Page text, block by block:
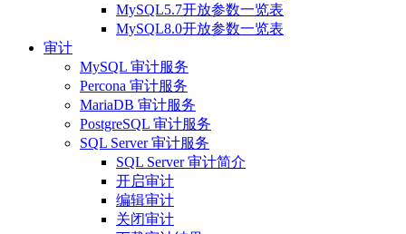
MySQL5.7开放参数一览表
MySQL8.0开放参数一览表
审计
MySQL 审计服务
Percona 审计服务
MariaDB 审计服务
PostgreSQL 审计服务
SQL Server 审计服务
SQL Server 审计简介
开启审计
编辑审计
关闭审计